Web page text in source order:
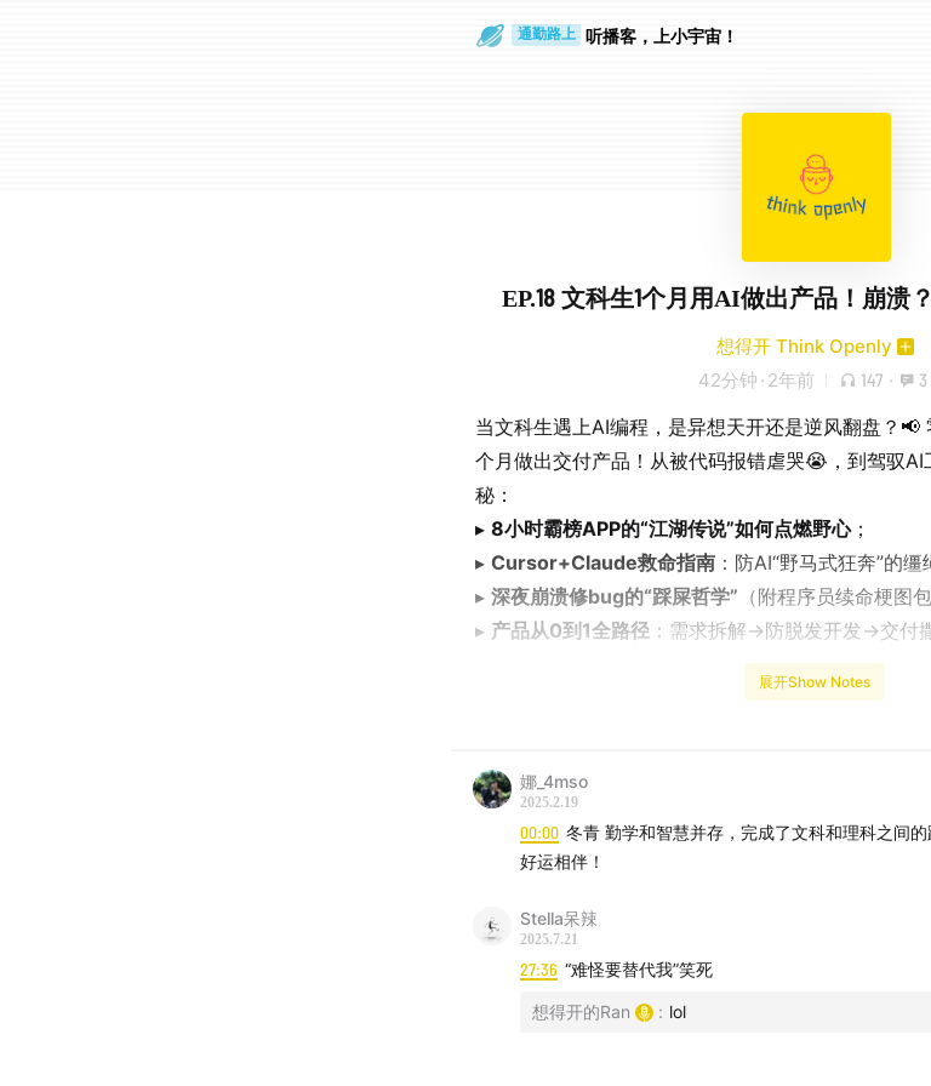
通勤路上 听播客，上小宇宙！
EP.18 文科生1个月用AI做出产品！崩溃
想得开 Think Openly
42分钟 · 2年前 147 · 3
当文科生遇上AI编程，是异想天开还是逆风翻盘？📢
个月做出交付产品！从被代码报错虐哭😭，到驾驭AI
秘：
▸ 8小时霸榜APP的“江湖传说”如何点燃野心；
▸ Cursor+Claude救命指南 ：防AI“野马式狂奔”的缰
▸ 深夜崩溃修bug的“踩屎哲学” （附程序员续命梗图
▸ 产品从0到1全路径 ：需求拆解→防脱发开发→交付
无论你是想用AI搞副业、转行，还是单纯好奇技术
👉 点击收听，解锁文科生的AI生产力革命！
时间轴
01:16 “小猫补光灯”点燃文科生的野心
展开Show Notes
娜_4mso
2025.2.19
00:00 冬青 勤学和智慧并存，完成了文科和理科之间
好运相伴！
Stella呆辣
2025.7.21
27:36 “难怪要替代我”笑死
想得开的Ran : lol